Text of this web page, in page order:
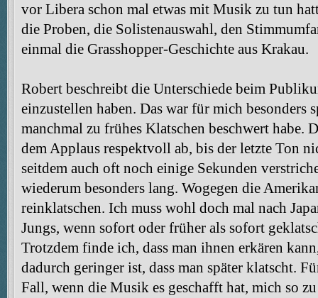
vor Libera schon mal etwas mit Musik zu tun
die Proben, die Solistenauswahl, den
einmal die Grasshopper-Geschichte aus Krakau.
Robert beschreibt die Unterschiede beim
einzustellen haben. Das war für mich besonders
manchmal zu frühes Klatschen beschwert habe.
dem Applaus respektvoll ab, bis der letzte Ton
seitdem auch oft noch einige Sekunden
wiederum besonders lang. Wogegen die
reinklatschen. Ich muss wohl doch mal nach
Jungs, wenn sofort oder früher als sofort
Trotzdem finde ich, dass man ihnen erkären
dadurch geringer ist, dass man später klatscht.
Fall, wenn die Musik es geschafft hat, mich so